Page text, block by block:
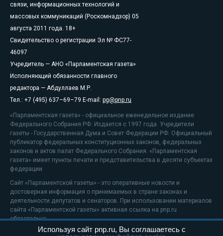
связи, информационных технологий и
массовых коммуникаций (Роскомнадзор) 05
августа 2011 года. 18+
Свидетельство о регистрации Эл № ФС77-
46097
Учредитель — АНО «Парламентская газета»
Исполняющий обязанности главного
редактора — Абдуллаев М.Р.
Тел.: +7 (495) 637–69–79 E-mail: pg@pnp.ru
«Парламентская газета» - официальное еженедельное издание
Федерального Собрания РФ. Издается с 1997 года. Учредители
газеты - Государственная Дума и Совет Федерации РФ. Официальный
публикатор федеральных конституционных законов, федеральных
законов и актов палат Федерального Собрания. «Парламентская
газета» имеет пункты печати и представительства в десяти субъектах
федерации.
Сайт «Парламентской газеты» - это оперативные новости и
достоверная информация о принимаемых в стране законах и
деятельности депутатов и сенаторов. При использовании материалов
сайта «Парламентской газеты» активная ссылка на pnp.ru
обязательна.
На информационном ресурсе применяютсярекомендательные
Используя сайт pnp.ru, Вы соглашаетесь с